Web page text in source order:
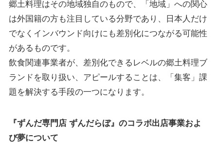
郷土料理はその地域独自のもので、「地域」への関心
は外国籍の方も注目している分野であり、日本人だけ
でなくインバウンド向けにも差別化につながる可能性
があるものです。
飲食関連事業者が、差別化できるレベルの郷土料理ブ
ランドを取り扱い、アピールすることは、「集客」課
題を解決する手段の一つになります。
『ずんだ専門店 ずんだらぼ』のコラボ出店事業およ
び夢について